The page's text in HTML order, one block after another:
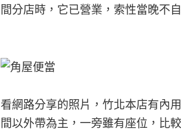
間分店時，它已營業，索性當晚不
看網路分享的照片，竹北本店有內
間以外帶為主，一旁雖有座位，比